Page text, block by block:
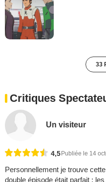
33
Critiques
Un visiteur
4,5 Publiée le 14
Personnellement je trouve
double épisode était parfait :